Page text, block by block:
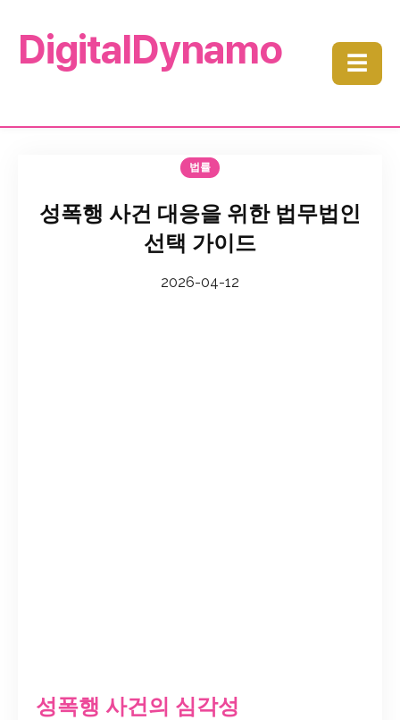
DigitalDynamo ☰
법률
성폭행 사건 대응을 위한 법무법인
선택 가이드
2026-04-12
성폭행 사건의 심각성